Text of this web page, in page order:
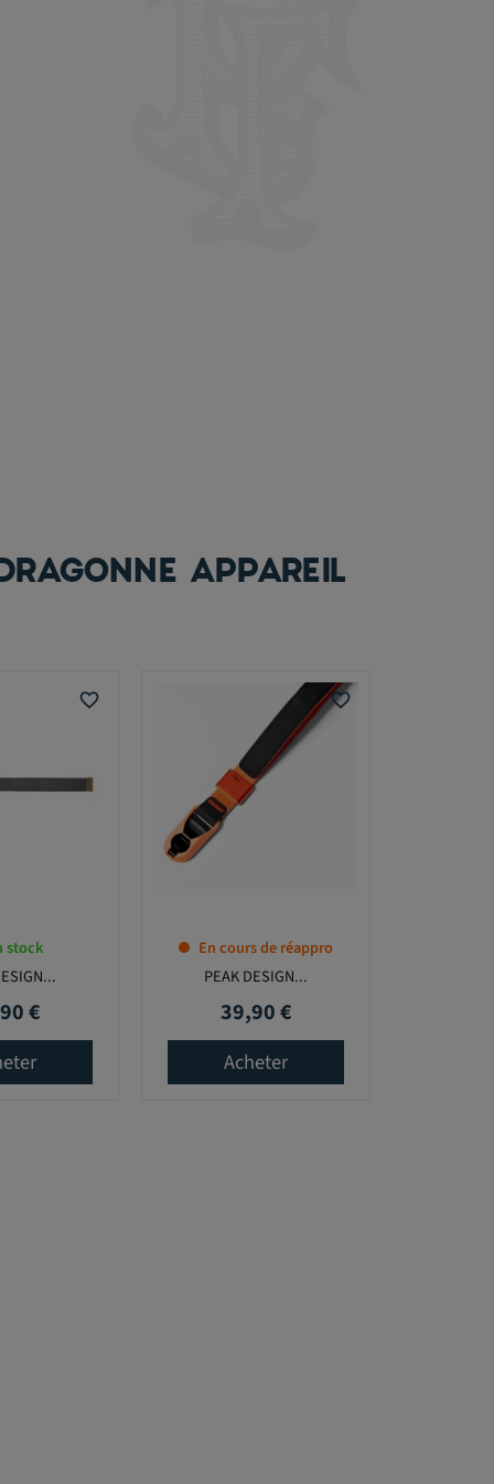
APPAREIL
favorite_border
stock
€
favorite_border
En cours de réappro
PEAK DESIGN...
Prix
39,90 €
Acheter